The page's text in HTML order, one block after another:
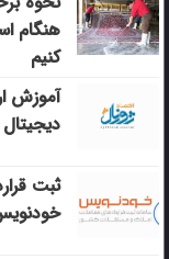
هنگام
کنیم
آموزش
دیجیتال
ثبت